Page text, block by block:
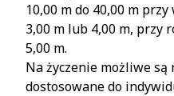
10,00 m do 40,00 m przy
3,00 m lub 4,00 m, przy
5,00 m.
Na życzenie możliwe
dostosowane do